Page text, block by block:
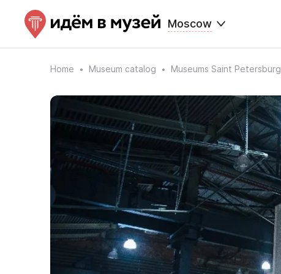
Moscow
Home Museum catalog Museums Saint Petersburg